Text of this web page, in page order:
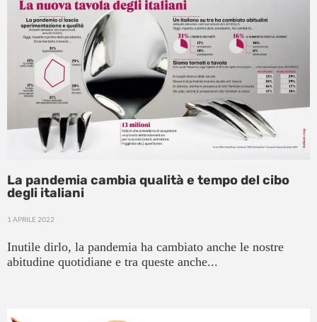
La pandemia cambia qualità e tempo del cibo
degli italiani
1 APRILE 2022
Inutile dirlo, la pandemia ha cambiato anche le nostre
abitudine quotidiane e tra queste anche...